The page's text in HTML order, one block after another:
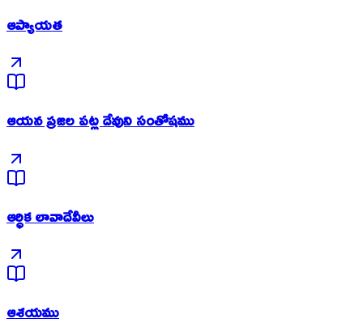
ఆప్యాయత
ఆయన ప్రజల పట్ల దేవుని సంతోషము
ఆర్ధిక లావాదేవీలు
ఆశయము